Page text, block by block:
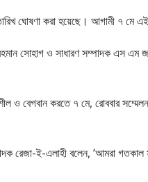
ঘোষণা করা হয়েছে। আগামী ৭ মে
সোহাগ ও সাধারণ সম্পাদক এস এম
ও বেগবান করতে ৭ মে, রোববার
রেজা-ই-এলাহী বলেন, ‘আমরা গতকাল